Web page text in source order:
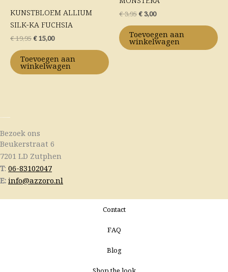
KUNSTBLOEM ALLIUM
SILK-KA FUCHSIA
€19,95 €15,00
Toevoegen aan
winkelwagen
€3,95
€ 3,95.
€3,00
€ 3,00.
Toevoegen aan
winkelwagen
Bezoek ons
Beukerstraat 6
7201 LD Zutphen
T: 06-83102047
E: info@azzoro.nl
Contact
FAQ
Blog